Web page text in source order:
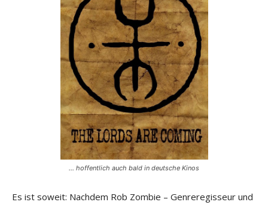
... hoffentlich auch bald in deutsche Kinos
Es ist soweit: Nachdem Rob Zombie – Genreregisseur und